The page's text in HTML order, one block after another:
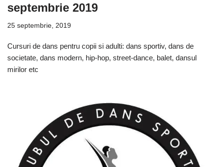
septembrie 2019
25 septembrie, 2019
Cursuri de dans pentru copii si adulti: dans sportiv, dans de
societate, dans modern, hip-hop, street-dance, balet, dansul
mirilor etc